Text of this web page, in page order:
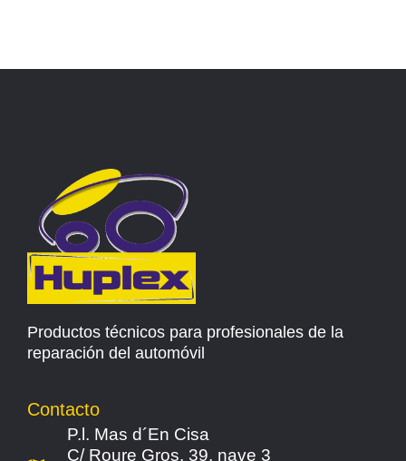
Productos técnicos para profesionales de la
reparación del automóvil
Contacto
P.l. Mas d´En Cisa
C/ Roure Gros, 39, nave 3